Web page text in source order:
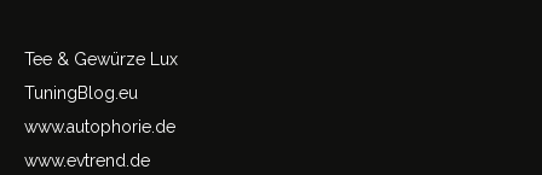
Tee & Gewürze Lux
TuningBlog.eu
www.autophorie.de
www.evtrend.de